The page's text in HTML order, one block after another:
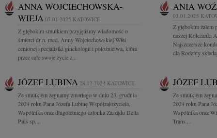
ANNA WOJCIECHOWSKA-
WIEJA 07.01.2025 KATOWICE
Z głębokim smutkiem przyjęliśmy wiadomość o
śmierci dr n. med. Anny Wojciechowskiej-Wiei
cenionej specjalistki ginekologii i położnictwa, która
przez całe swoje życie z...
ANIA
03.01.2025
Z głębokim
naszej Koleżanki
Najszczersze
dla Rodziny
JÓZEF LUBINA 28.12.2024 KATOWICE
Ze smutkiem żegnamy zmarłego w dniu 23. grudnia
2024 roku Pana Józefa Lubinę Współzałożyciela,
Wspólnika oraz długoletniego członka Zarządu Delta
Plus sp....
JÓZEF
Ze smutkiem
2024 roku Pana
Wspólnika oraz
Trans....